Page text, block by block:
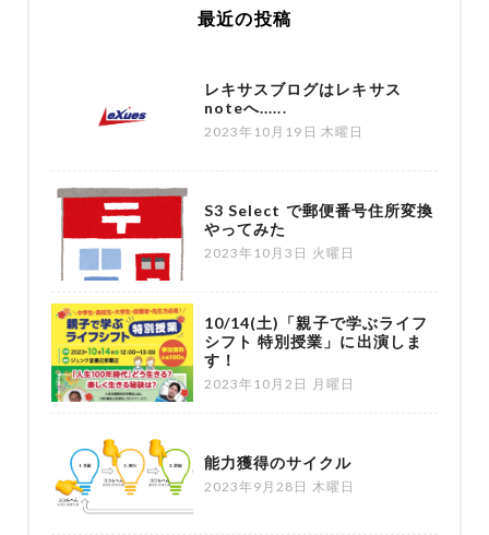
最近の投稿
レキサスブログはレキサス
noteへ......
2023年10月19日 木曜日
S3 Select で郵便番号住所変換
やってみた
2023年10月3日 火曜日
10/14(土)「親子で学ぶライフ
シフト 特別授業」に出演しま
す！
2023年10月2日 月曜日
能力獲得のサイクル
2023年9月28日 木曜日